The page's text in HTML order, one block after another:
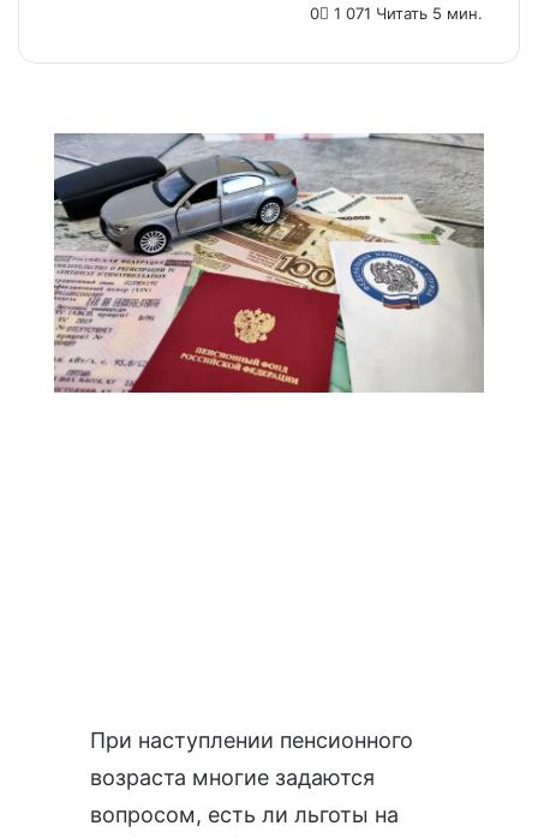
0
1 071 Читать 5 мин.
При наступлении пенсионного
возраста многие задаются
вопросом, есть ли льготы на